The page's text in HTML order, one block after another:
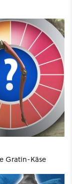
Gratin-Käse